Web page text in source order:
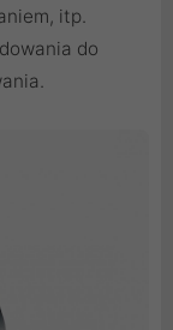
itp.
do